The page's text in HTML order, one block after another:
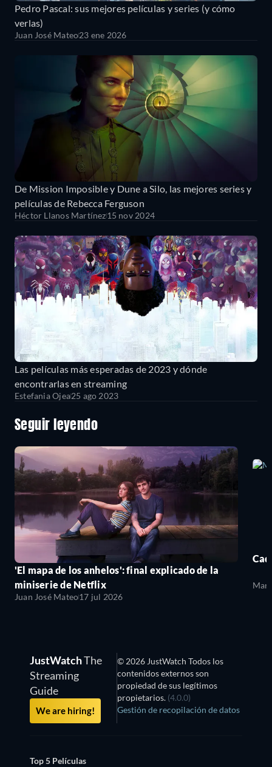
Pedro Pascal: sus mejores películas y series (y cómo
verlas)
Juan José Mateo23 ene 2026
De Mission Imposible y Dune a Silo, las mejores series y
películas de Rebecca Ferguson
Héctor Llanos Martínez15 nov 2024
Las películas más esperadas de 2023 y dónde
encontrarlas en streaming
Estefania Ojea25 ago 2023
Seguir leyendo
'El mapa de los anhelos': final explicado de la
miniserie de Netflix
Juan José Mateo17 jul 2026
JustWatchThe
Streaming
Guide
We are hiring!
© 2026 JustWatch Todos los
contenidos externos son
propiedad de sus legítimos
propietarios. (4.0.0)
Gestión de recopilación de datos
Top 5 Películas